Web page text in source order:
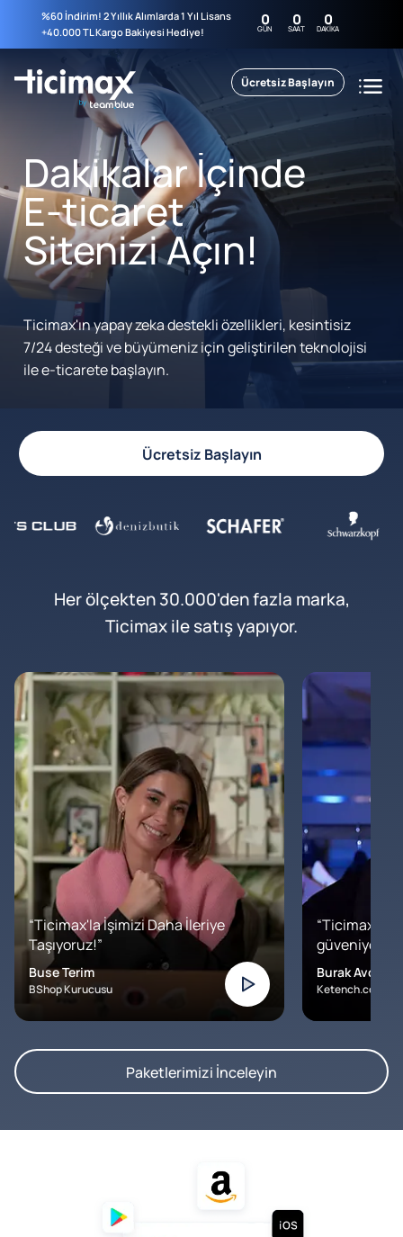
%60 İndirim! 2 Yıllık Alımlarda 1 Yıl Lisans
+40.000 TL Kargo Bakiyesi Hediye!
0
GÜN 0
SAAT 0
DAKIKA
Ücretsiz Başlayın
Dakikalar İçinde
E-ticaret
Sitenizi Açın!
Ticimax'ın yapay zeka destekli özellikleri, kesintisiz
7/24 desteği ve büyümeniz için geliştirilen teknolojisi
ile e-ticarete başlayın.
Ücretsiz Başlayın
Her ölçekten 30.000'den fazla marka,
Ticimax ile satış yapıyor.
“Ticimax'la İşimizi Daha İleriye
Taşıyoruz!”
Buse Terim
BShop Kurucusu
“Ticimax'a
Burak Avcılar
Ketench.com –
Paketlerimizi İnceleyin